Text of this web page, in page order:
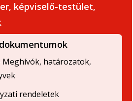
képviselő-testület,
határozatok,
rendeletek